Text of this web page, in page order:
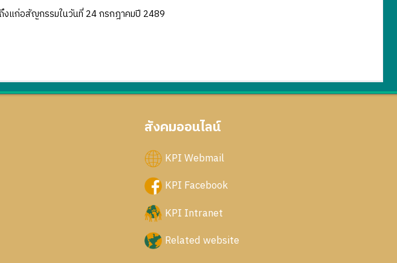
ก่อสัญกรรมในวันที่ 24 กรกฎาคมปี 2489
สังคมออนไลน์
KPI Webmail
KPI Facebook
KPI Intranet
Related website